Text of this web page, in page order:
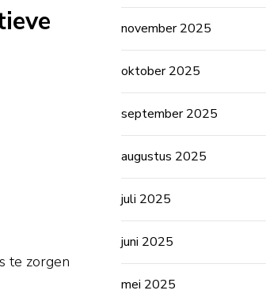
te zorgen
november 2025
oktober 2025
september 2025
augustus 2025
juli 2025
juni 2025
mei 2025